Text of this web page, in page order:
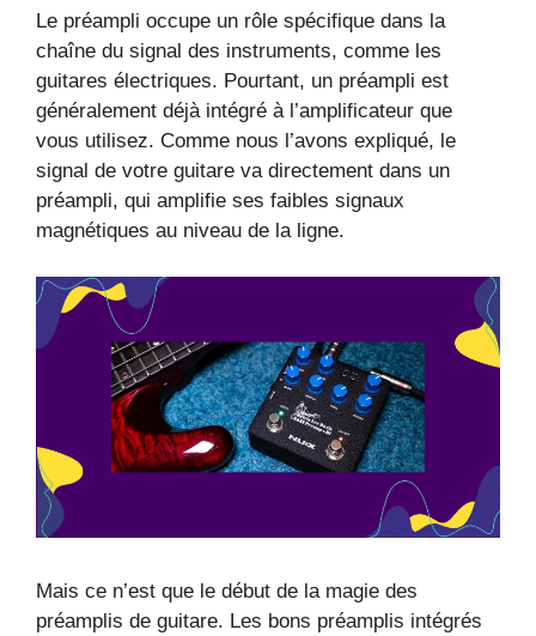
Le préampli occupe un rôle spécifique dans la
chaîne du signal des instruments, comme les
guitares électriques. Pourtant, un préampli est
généralement déjà intégré à l’amplificateur que
vous utilisez. Comme nous l’avons expliqué, le
signal de votre guitare va directement dans un
préampli, qui amplifie ses faibles signaux
magnétiques au niveau de la ligne.
Mais ce n’est que le début de la magie des
préamplis de guitare. Les bons préamplis intégrés